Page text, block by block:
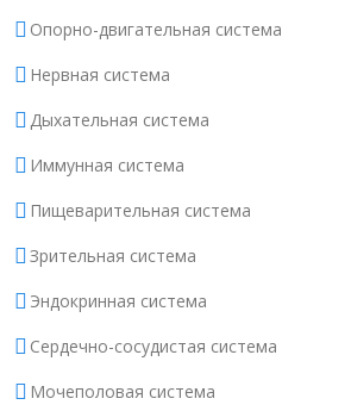
Опорно-двигательная система
Нервная система
Дыхательная система
Иммунная система
Пищеварительная система
Зрительная система
Эндокринная система
Сердечно-сосудистая система
Мочеполовая система